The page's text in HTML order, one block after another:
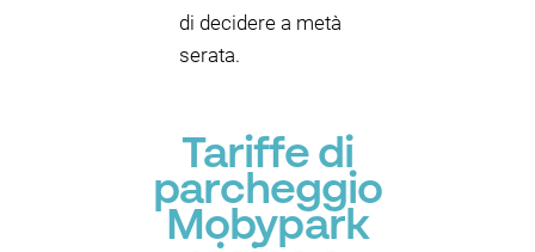
di decidere a metà
serata.
Tariffe di
parcheggio
Mobypark